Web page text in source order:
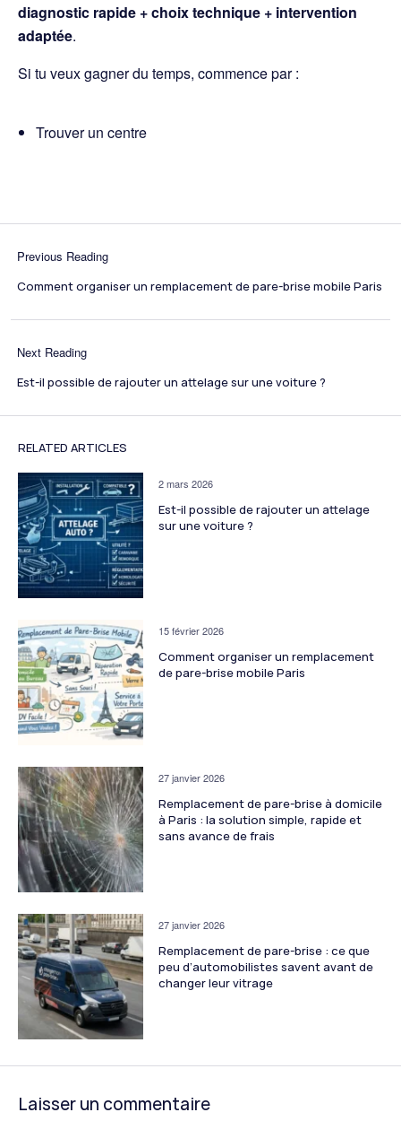
diagnostic rapide + choix technique + intervention
adaptée.
Si tu veux gagner du temps, commence par :
Trouver un centre
Previous Reading
Comment organiser un remplacement de pare-brise mobile Paris
Next Reading
Est-il possible de rajouter un attelage sur une voiture ?
RELATED ARTICLES
2 mars 2026
Est-il possible de rajouter un attelage
sur une voiture ?
15 février 2026
Comment organiser un remplacement
de pare-brise mobile Paris
27 janvier 2026
Remplacement de pare-brise à domicile
à Paris : la solution simple, rapide et
sans avance de frais
27 janvier 2026
Remplacement de pare-brise : ce que
peu d’automobilistes savent avant de
changer leur vitrage
Laisser un commentaire